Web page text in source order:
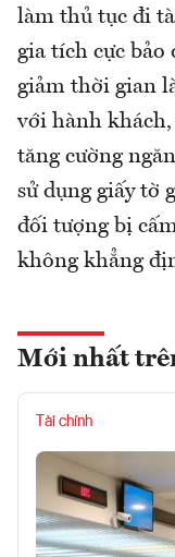
làm thủ tục đi
gia tích cực
giảm thời gian
với hành
tăng cường
sử dụng giấy tờ
đối tượng bị
không khẳng
Mới nhất
Tài chính